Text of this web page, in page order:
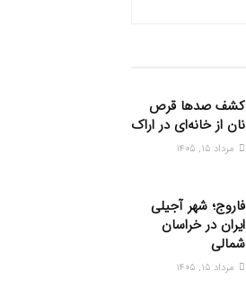
کشف صدها قرص
نان از خانه‌ای در اراک
مرداد ۱۵, ۱۴۰۵
فاروج؛ شهر آجیلی
ایران در خراسان
شمالی
مرداد ۱۵, ۱۴۰۵